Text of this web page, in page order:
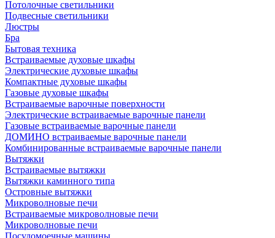
Потолочные светильники
Подвесные светильники
Люстры
Бра
Бытовая техника
Встраиваемые духовые шкафы
Электрические духовые шкафы
Компактные духовые шкафы
Газовые духовые шкафы
Встраиваемые варочные поверхности
Электрические встраиваемые варочные панели
Газовые встраиваемые варочные панели
ДОМИНО встраиваемые варочные панели
Комбинированные встраиваемые варочные панели
Вытяжки
Встраиваемые вытяжки
Вытяжки каминного типа
Островные вытяжки
Микроволновые печи
Встраиваемые микроволновые печи
Микроволновые печи
Посудомоечные машины